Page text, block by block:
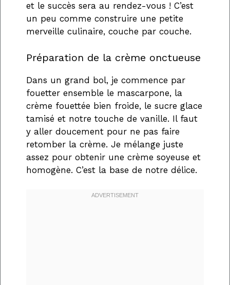
et le succès sera au rendez-vous ! C’est
un peu comme construire une petite
merveille culinaire, couche par couche.
Préparation de la crème onctueuse
Dans un grand bol, je commence par
fouetter ensemble le mascarpone, la
crème fouettée bien froide, le sucre glace
tamisé et notre touche de vanille. Il faut
y aller doucement pour ne pas faire
retomber la crème. Je mélange juste
assez pour obtenir une crème soyeuse et
homogène. C’est la base de notre délice.